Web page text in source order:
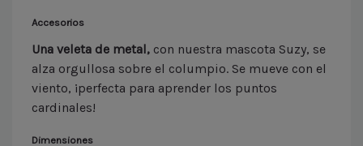
Accesorios
Una veleta de metal, con nuestra mascota Suzy, se
alza orgullosa sobre el columpio. Se mueve con el
viento, ¡perfecta para aprender los puntos
cardinales!
Dimensiones